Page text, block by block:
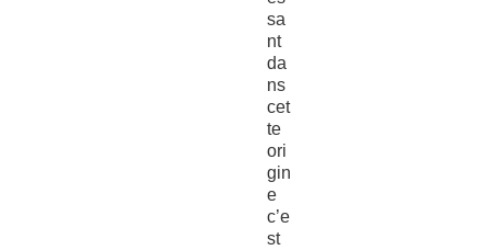
sa
nt
da
ns
cet
te
ori
gin
e
c’e
st